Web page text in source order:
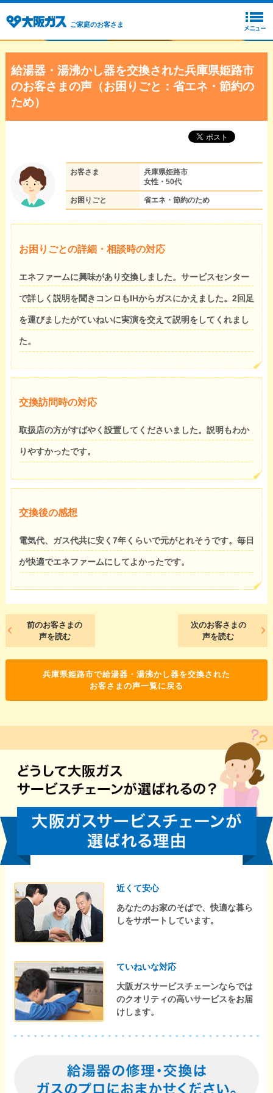
ご家庭のお客さま
給湯器・湯沸かし器を交換された兵庫県姫路市
のお客さまの声（お困りごと：省エネ・節約の
ため）
お客さま
兵庫県姫路市
女性・50代
お困りごと 省エネ・節約のため
お困りごとの詳細・相談時の対応
エネファームに興味があり交換しました。サービスセンター
で詳しく説明を聞きコンロもIHからガスにかえました。2回足
を運びましたがていねいに実演を交えて説明をしてくれまし
た。
交換訪問時の対応
取扱店の方がすばやく設置してくださいました。説明もわか
りやすかったです。
交換後の感想
電気代、ガス代共に安く7年くらいで元がとれそうです。毎日
が快適でエネファームにしてよかったです。
前のお客さまの
声を読む
次のお客さまの
声を読む
兵庫県姫路市で給湯器・湯沸かし器を交換された
お客さまの声一覧に戻る
近くて安心
あなたのお家のそばで、快適な暮ら
しをサポートしています。
ていねいな対応
大阪ガスサービスチェーンならでは
のクオリティの高いサービスをお届
けします。